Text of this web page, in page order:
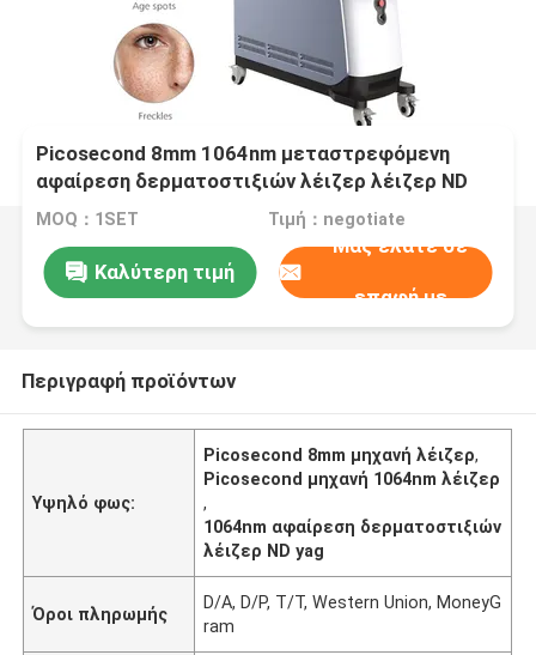
Picosecond 8mm 1064nm μεταστρεφόμενη
αφαίρεση δερματοστιξιών λέιζερ λέιζερ ND
Yag μηχανών 1064nm λέιζερ το Q
MOQ：1SET Τιμή：negotiate
Καλύτερη τιμή
Μας ελάτε σε
επαφή με
Περιγραφή προϊόντων
Υψηλό φως:
Picosecond 8mm μηχανή λέιζερ,
Picosecond μηχανή 1064nm λέιζερ
,
1064nm αφαίρεση δερματοστιξιών
λέιζερ ND yag
Όροι πληρωμής
D/A, D/P, T/T, Western Union, MoneyG
ram